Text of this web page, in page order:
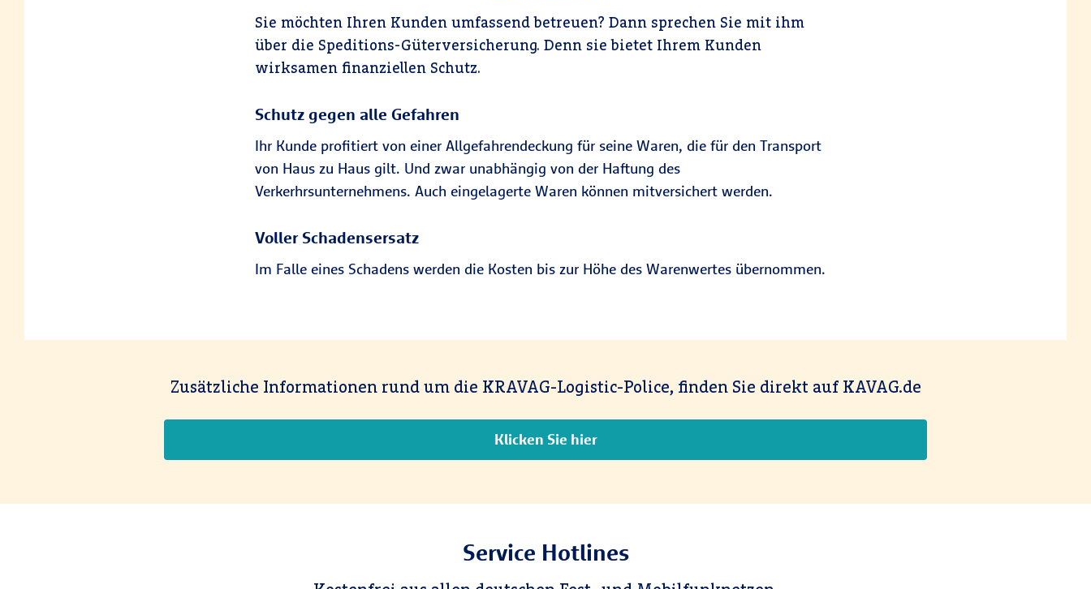
Sie möchten Ihren Kunden umfassend betreuen? Dann sprechen Sie mit ihm
über die Speditions-Güterversicherung. Denn sie bietet Ihrem Kunden
wirksamen finanziellen Schutz.
Schutz gegen alle Gefahren
Ihr Kunde profitiert von einer Allgefahrendeckung für seine Waren, die für den Transport
von Haus zu Haus gilt. Und zwar unabhängig von der Haftung des
Verkerhrsunternehmens. Auch eingelagerte Waren können mitversichert werden.
Voller Schadensersatz
Im Falle eines Schadens werden die Kosten bis zur Höhe des Warenwertes übernommen.
Zusätzliche Informationen rund um die KRAVAG-Logistic-Police, finden Sie direkt auf KAVAG.de
Klicken Sie hier
Service Hotlines